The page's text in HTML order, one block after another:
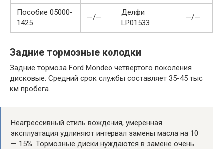
Пособие 05000-
1425
—/—
Делфи
LP01533
—/—
Задние тормозные колодки
Задние тормоза Ford Mondeo четвертого поколения
дисковые. Средний срок службы составляет 35-45 тыс
км пробега.
Неагрессивный стиль вождения, умеренная
эксплуатация удлиняют интервал замены масла на 10
— 15%. Тормозные диски нуждаются в замене очень